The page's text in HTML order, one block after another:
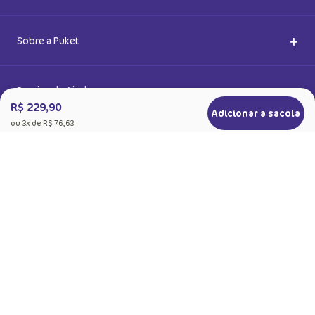
R$ 229,90
ou 3x de R$ 76,63
Adicionar a sacola
Política de Privacidade